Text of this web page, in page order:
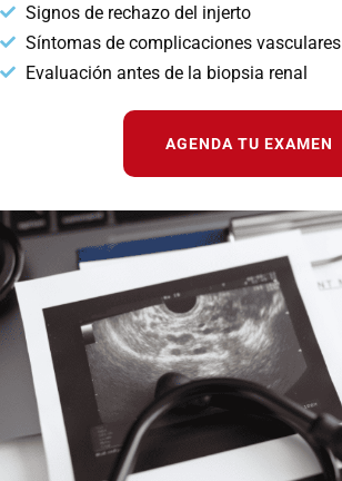
Signos de rechazo del injerto
Síntomas de complicaciones vasculares
Evaluación antes de la biopsia renal
AGENDA TU EXAMEN